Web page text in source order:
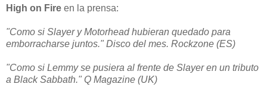
High on Fire en la prensa:
"Como si Slayer y Motorhead hubieran quedado para
emborracharse juntos." Disco del mes. Rockzone (ES)
"Como si Lemmy se pusiera al frente de Slayer en un tributo
a Black Sabbath." Q Magazine (UK)